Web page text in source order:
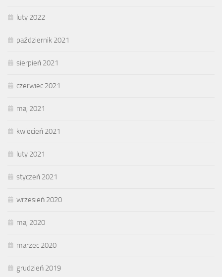
luty 2022
październik 2021
sierpień 2021
czerwiec 2021
maj 2021
kwiecień 2021
luty 2021
styczeń 2021
wrzesień 2020
maj 2020
marzec 2020
grudzień 2019